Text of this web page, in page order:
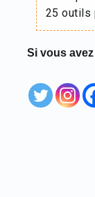
25 outils
Si vous